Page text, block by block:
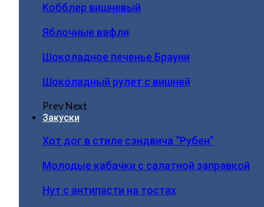
Кобблер вишневый
Яблочные вафли
Шоколадное печенье Брауни
Шоколадный рулет с вишней
PrevNext
Закуски
Хот дог в стиле сэндвича “Рубен”
Молодые кабачки с салатной заправкой
Нут с антипасти на тостах